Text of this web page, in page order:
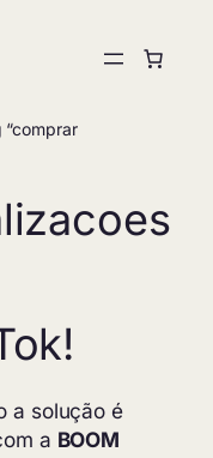
a solução é
a BOOM